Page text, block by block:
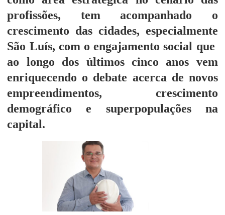
profissões, tem acompanhado o
crescimento das cidades, especialmente
São Luís, com o engajamento social que
ao longo dos últimos cinco anos vem
enriquecendo o debate acerca de novos
empreendimentos, crescimento
demográfico e superpopulações na
capital.